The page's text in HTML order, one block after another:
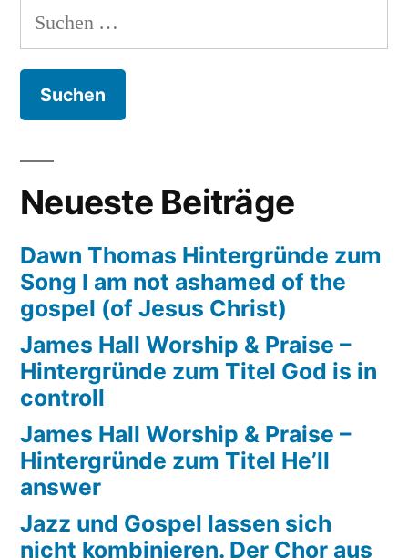
zum
Suchen
nach:
Neueste Beiträge
Dawn Thomas Hintergründe zum
Song I am not ashamed of the
gospel (of Jesus Christ)
James Hall Worship & Praise –
Hintergründe zum Titel God is in
controll
James Hall Worship & Praise –
Hintergründe zum Titel He’ll
answer
Jazz und Gospel lassen sich
nicht kombinieren. Der Chor aus